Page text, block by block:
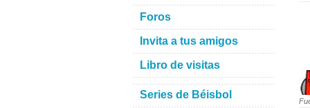
Foros
Invita a tus amigos
Libro de visitas
Series de Béisbol